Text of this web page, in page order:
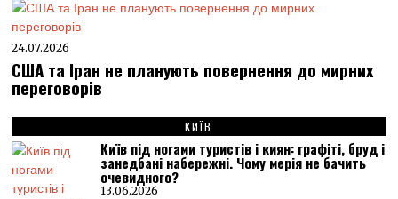
24.07.2026
США та Іран не планують повернення до мирних
переговорів
КИЇВ
Київ під ногами туристів і киян: графіті, бруд і
занедбані набережні. Чому мерія не бачить
очевидного?
13.06.2026